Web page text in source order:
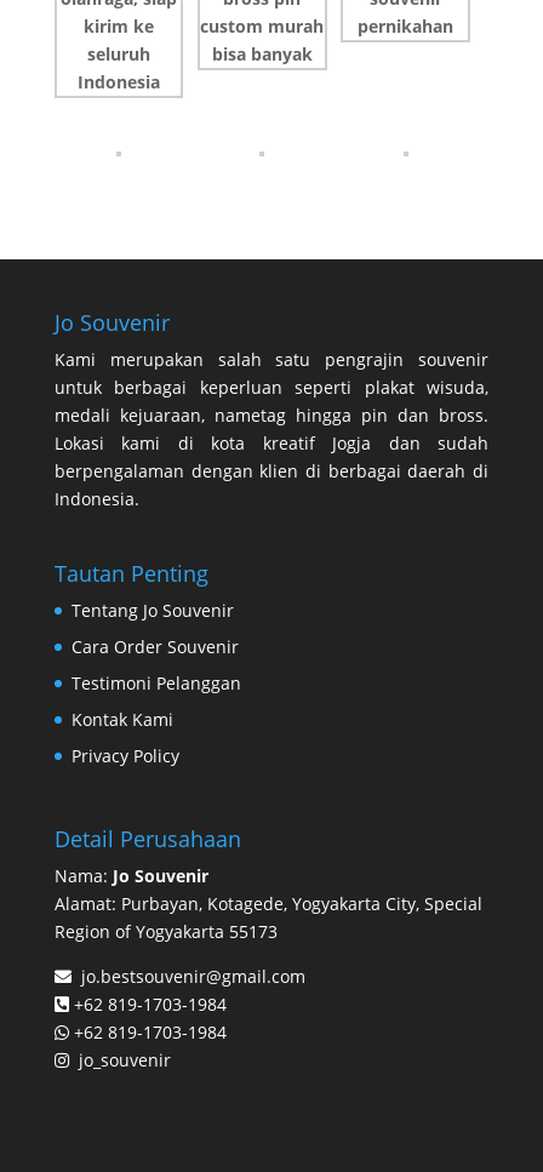
Jo Souvenir
Kami merupakan salah satu pengrajin souvenir
untuk berbagai keperluan seperti plakat wisuda,
medali kejuaraan, nametag hingga pin dan bross.
Lokasi kami di kota kreatif Jogja dan sudah
berpengalaman dengan klien di berbagai daerah di
Indonesia.
Tautan Penting
Tentang Jo Souvenir
Cara Order Souvenir
Testimoni Pelanggan
Kontak Kami
Privacy Policy
Detail Perusahaan
Nama: Jo Souvenir
Alamat: Purbayan, Kotagede, Yogyakarta City, Special
Region of Yogyakarta 55173
jo.bestsouvenir@gmail.com
+62 819-1703-1984
+62 819-1703-1984
jo_souvenir